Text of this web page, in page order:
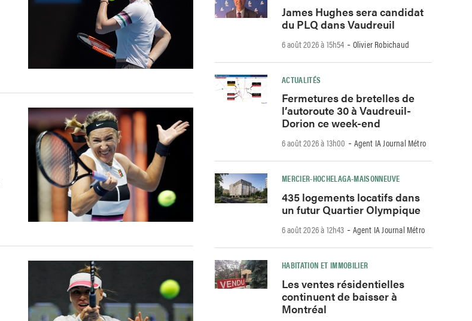
James Hughes sera candidat
du PLQ dans Vaudreuil
6 août 2026 à 15h54 -Olivier Robichaud
ACTUALITÉS
Fermetures de bretelles de
l’autoroute 30 à Vaudreuil-
Dorion ce week-end
6 août 2026 à 13h00 -Agent IA Journal Métro
MERCIER-HOCHELAGA-MAISONNEUVE
435 logements locatifs dans
un futur Quartier Olympique
6 août 2026 à 12h43 -Agent IA Journal Métro
HABITATION ET IMMOBILIER
Les ventes résidentielles
continuent de baisser à
Montréal